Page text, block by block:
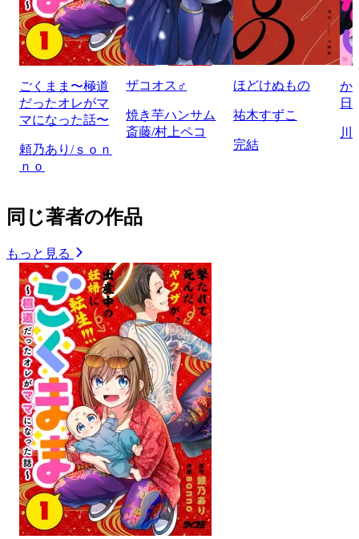
ごくまま〜極道
だったオレがマ
マになった話〜
頼乃あり/ｓｏｎ
ｎｏ
ザコオス♂
焼き芋ハンサム
斎藤/村上ペコ
ほどけぬもの
祐木すずこ
完結
か
日
川
同じ著者の作品
もっと見る